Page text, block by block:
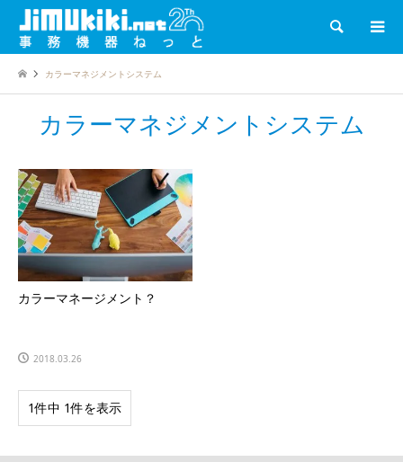
検索
カラーマネジメントシステム
カラーマネジメントシステム
カラーマネージメント？
2018.03.26
1件中 1件を表示